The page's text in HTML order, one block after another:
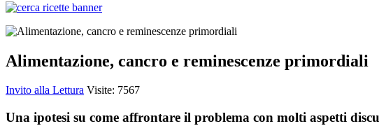
Alimentazione, cancro e reminescenze primordiali
Invito alla Lettura Visite: 7567
Una ipotesi su come affrontare il problema con molti aspetti